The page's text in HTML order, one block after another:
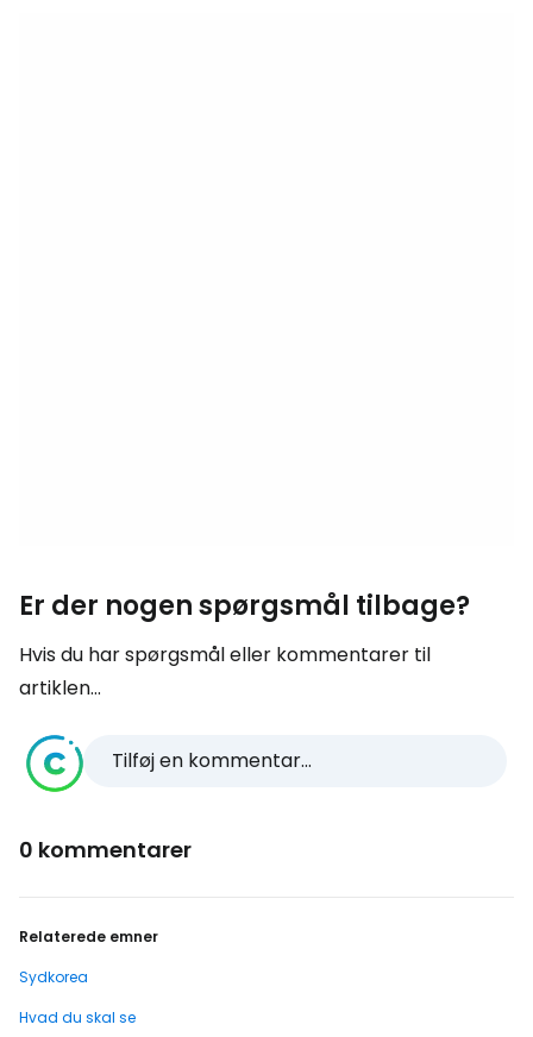
Er der nogen spørgsmål tilbage?
Hvis du har spørgsmål eller kommentarer til
artiklen...
Tilføj en kommentar...
0 kommentarer
Relaterede emner
Sydkorea
Hvad du skal se